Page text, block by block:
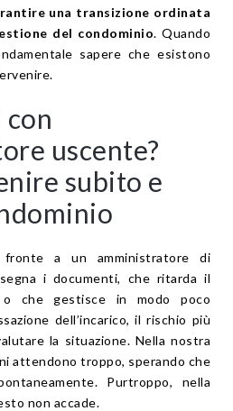
una transizione ordinata
del condominio. Quando
sapere che esistono
uscente?
subito e
a un amministratore di
i documenti, che ritarda il
o che gestisce in modo poco
dell’incarico, il rischio più
la situazione. Nella nostra
attendono troppo, sperando che
Purtroppo, nella
non accade.